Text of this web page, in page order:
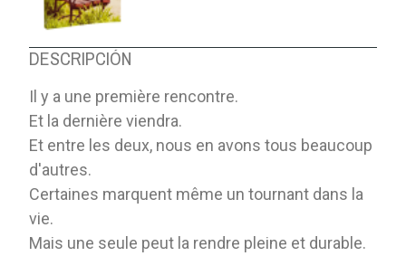
DESCRIPCIÓN
Il y a une première rencontre.
Et la dernière viendra.
Et entre les deux, nous en avons tous beaucoup
d'autres.
Certaines marquent même un tournant dans la
vie.
Mais une seule peut la rendre pleine et durable.